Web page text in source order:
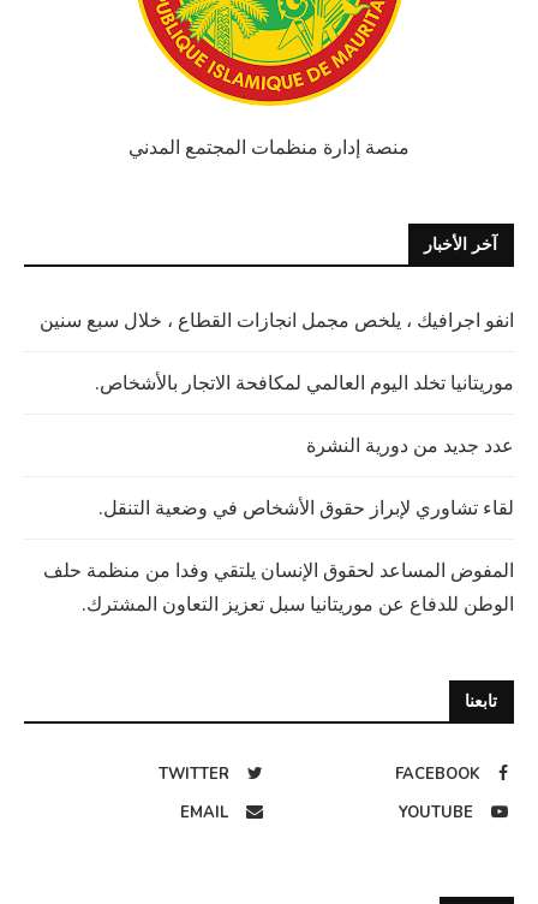
منصة إدارة منظمات المجتمع المدني
آخر الأخبار
انفو اجرافيك ، يلخص مجمل انجازات القطاع ، خلال سبع سنين
موريتانيا تخلد اليوم العالمي لمكافحة الاتجار بالأشخاص.
عدد جديد من دورية النشرة
لقاء تشاوري لإبراز حقوق الأشخاص في وضعية التنقل.
المفوض المساعد لحقوق الإنسان يلتقي وفدا من منظمة حلف
الوطن للدفاع عن موريتانيا سبل تعزيز التعاون المشترك.
تابعنا
FACEBOOK
TWITTER
YOUTUBE
EMAIL